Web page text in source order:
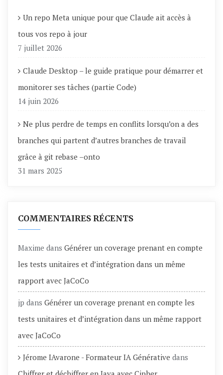
Un repo Meta unique pour que Claude ait accès à
tous vos repo à jour
7 juillet 2026
Claude Desktop – le guide pratique pour démarrer et
monitorer ses tâches (partie Code)
14 juin 2026
Ne plus perdre de temps en conflits lorsqu’on a des
branches qui partent d’autres branches de travail
grâce à git rebase –onto
31 mars 2025
COMMENTAIRES RÉCENTS
Maxime dans Générer un coverage prenant en compte
les tests unitaires et d’intégration dans un même
rapport avec JaCoCo
jp dans Générer un coverage prenant en compte les
tests unitaires et d’intégration dans un même rapport
avec JaCoCo
Jérome IAvarone - Formateur IA Générative dans